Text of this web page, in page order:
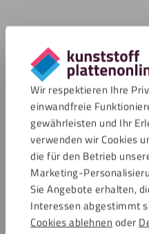
Wir respektieren Ihre
einwandfreie
gewährleisten und Ihr
verwenden wir Cookies
die für den Betrieb
Marketing-
Sie Angebote erhalten,
Interessen abgestimmt
Cookies ablehnen oder